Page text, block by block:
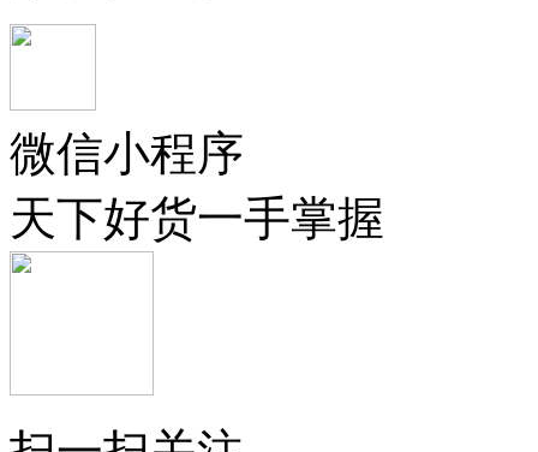
微信小程序
天下好货一手掌握